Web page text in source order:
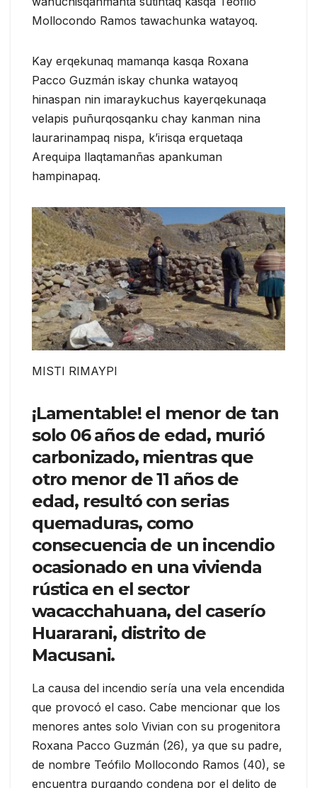
Mollocondo Ramos tawachunka watayoq.
Kay erqekunaq mamanqa kasqa Roxana
Pacco Guzmán iskay chunka watayoq
hinaspan nin imaraykuchus kayerqekunaqa
velapis puñurqosqanku chay kanman nina
laurarinampaq nispa, k’irisqa erquetaqa
Arequipa llaqtamanñas apankuman
hampinapaq.
MISTI RIMAYPI
¡Lamentable! el menor de tan
solo 06 años de edad, murió
carbonizado, mientras que
otro menor de 11 años de
edad, resultó con serias
quemaduras, como
consecuencia de un incendio
ocasionado en una vivienda
rústica en el sector
wacacchahuana, del caserío
Huararani, distrito de
Macusani.
La causa del incendio sería una vela encendida
que provocó el caso. Cabe mencionar que los
menores antes solo Vivian con su progenitora
Roxana Pacco Guzmán (26), ya que su padre,
de nombre Teófilo Mollocondo Ramos (40), se
encuentra purgando condena por el delito de